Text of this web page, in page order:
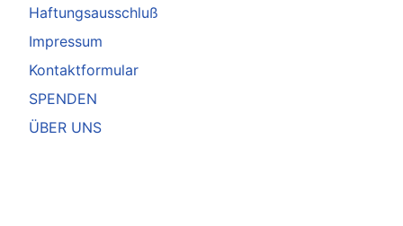
Haftungsausschluß
Impressum
Kontaktformular
SPENDEN
ÜBER UNS